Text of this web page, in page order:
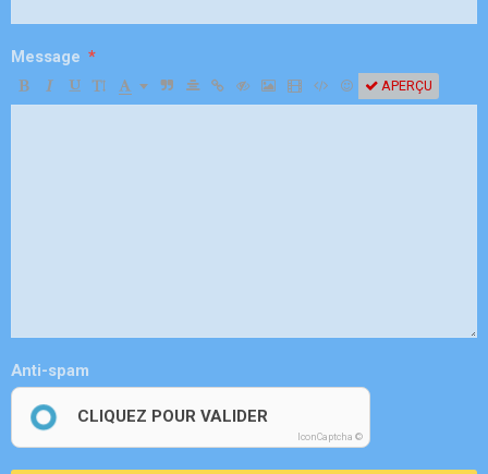
Message
APERÇU
Anti-spam
CLIQUEZ POUR VALIDER
IconCaptcha ©